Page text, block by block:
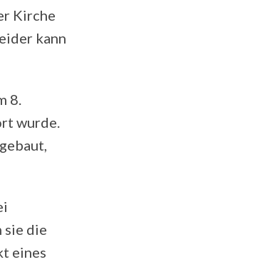
Kirche
kann
8.
wurde.
sie die
eines